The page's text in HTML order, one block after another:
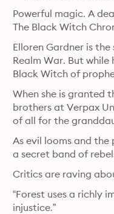
Powerful magic. A
The Black Witch
Elloren Gardner is
Realm War. But
Black Witch of
When she is granted
brothers at Verpax
of all for the
As evil looms and the
a secret band of
Critics are raving
“Forest uses a richly
injustice.”